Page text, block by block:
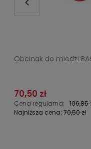
Obcinak do miedzi
70,50 zł
Cena regularna:
106,85
Najniższa cena: 70,50 zł